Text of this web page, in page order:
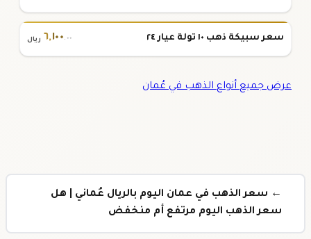
سعر سبيكة ذهب ١٠ تولة عيار ٢٤ ٦,١٠٠.٠٠ ريال
عرض جميع أنواع الذهب في عُمان
← سعر الذهب في عمان اليوم بالريال عُماني | هل
سعر الذهب اليوم مرتفع أم منخفض